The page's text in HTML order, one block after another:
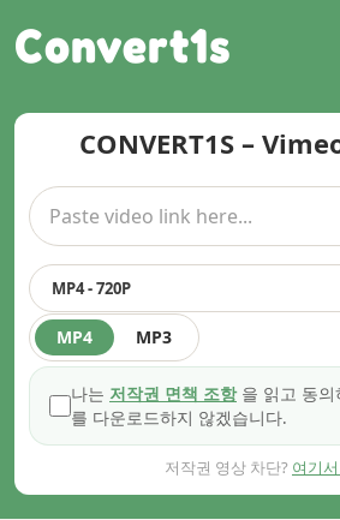
Convert1s
CONVERT1S –
MP4 MP3
MP4 - 720P
나는 저작권 면책 조항을 읽고 동의
를 다운로드하지 않겠습니다.
저작권 영상 차단? 여기